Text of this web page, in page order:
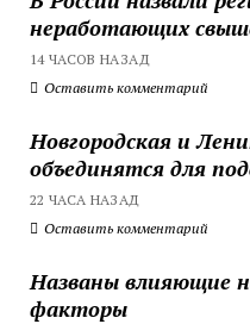
неработающих
14 ЧАСОВ НАЗАД
Оставить комментарий
Новгородская и
объединятся для
22 ЧАСА НАЗАД
Оставить комментарий
Названы влияющие
факторы